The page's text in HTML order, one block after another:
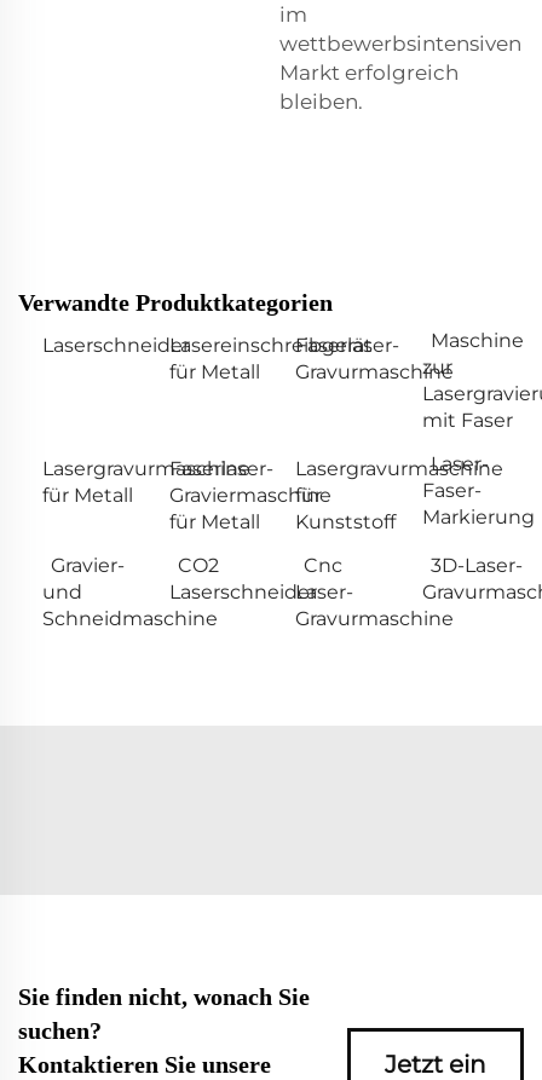
im
wettbewerbsintensiven
Markt erfolgreich
bleiben.
Verwandte Produktkategorien
LaserschneiderLasereinschreibgerät
für Metall
Faserlaser-
Gravurmaschine
Maschine
zur
mit Faser
Lasergravurmaschine
für Metall
Faserlaser-
Graviermaschine
für Metall
Lasergravurmaschine
für
Kunststoff
Laser-
Faser-
Markierung
Gravier-
und
Schneidmaschine
CO2
Laserschneider
Cnc
Laser-
Gravurmaschine
3D-Laser-
Sie finden nicht, wonach Sie
suchen?
Kontaktieren Sie unsere
Jetzt ein